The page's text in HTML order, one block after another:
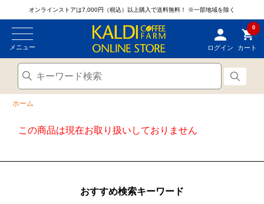
オンラインストアは7,000円（税込）以上購入で送料無料！ ※一部地域を除く
メニュー ログイン
0
カート
ホーム
この商品は現在お取り扱いしておりません
おすすめ検索キーワード